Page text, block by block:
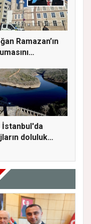
Ramazan’ın
İstanbul'da
doluluk